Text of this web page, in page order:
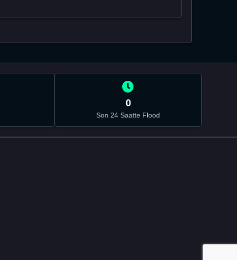
0
Son 24 Saatte Flood